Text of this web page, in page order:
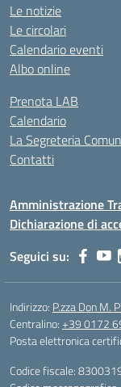
Le notizie
Le circolari
Calendario eventi
Albo online
Prenota LAB
Calendario
La Segreteria
Contatti
Amministrazione
Dichiarazione di
Seguici su:
Indirizzo: P.zza Don M.
Centralino:+39 0172
Posta elettronica
Codice fiscale: